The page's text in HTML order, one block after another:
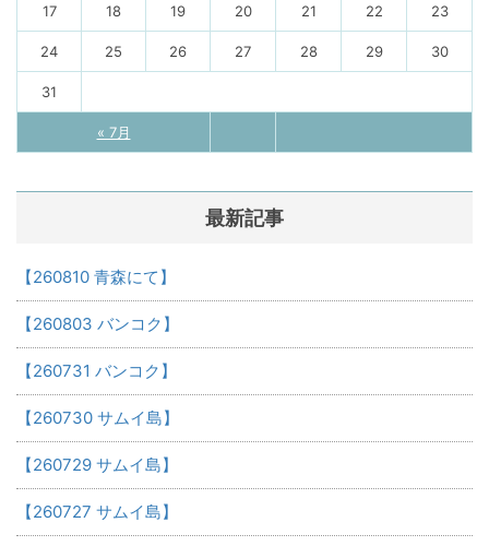
« 7月
17 18 19 20 21 22 23
24 25 26 27 28 29 30
31
最新記事
【260810 青森にて】
【260803 バンコク】
【260731 バンコク】
【260730 サムイ島】
【260729 サムイ島】
【260727 サムイ島】